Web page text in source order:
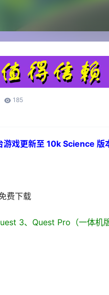
185
游戏更新至 10k Science 版
费下载
3、Quest Pro（一体机版